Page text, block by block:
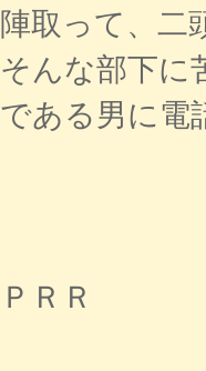
陣取って、二
そんな部下に
である男に電
ＰＲＲ